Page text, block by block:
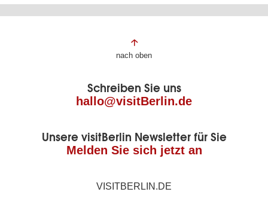
Fußbereich
Seite
nach oben
Schreiben Sie uns
hallo@visitBerlin.de
Unsere visitBerlin Newsletter für Sie
Melden Sie sich jetzt an
VISITBERLIN.DE